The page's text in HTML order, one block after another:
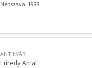
Népszava, 1988
ANTIKVÁR
Füredy Antal